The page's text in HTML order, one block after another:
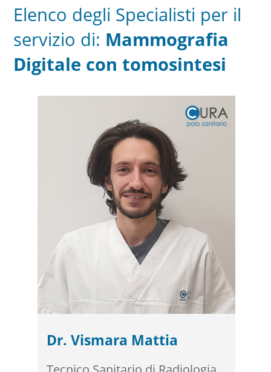
Elenco degli Specialisti per il
servizio di: Mammografia
Digitale con tomosintesi
Dr. Vismara Mattia